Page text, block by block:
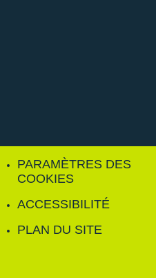
PARAMÈTRES DES
COOKIES
ACCESSIBILITÉ
PLAN DU SITE